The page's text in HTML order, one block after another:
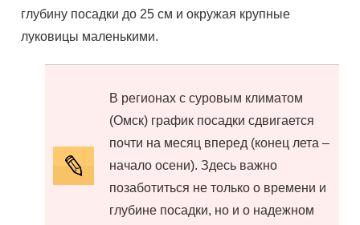
глубину посадки до 25 см и окружая крупные
луковицы маленькими.
В регионах с суровым климатом
(Омск) график посадки сдвигается
почти на месяц вперед (конец лета –
начало осени). Здесь важно
позаботиться не только о времени и
глубине посадки, но и о надежном